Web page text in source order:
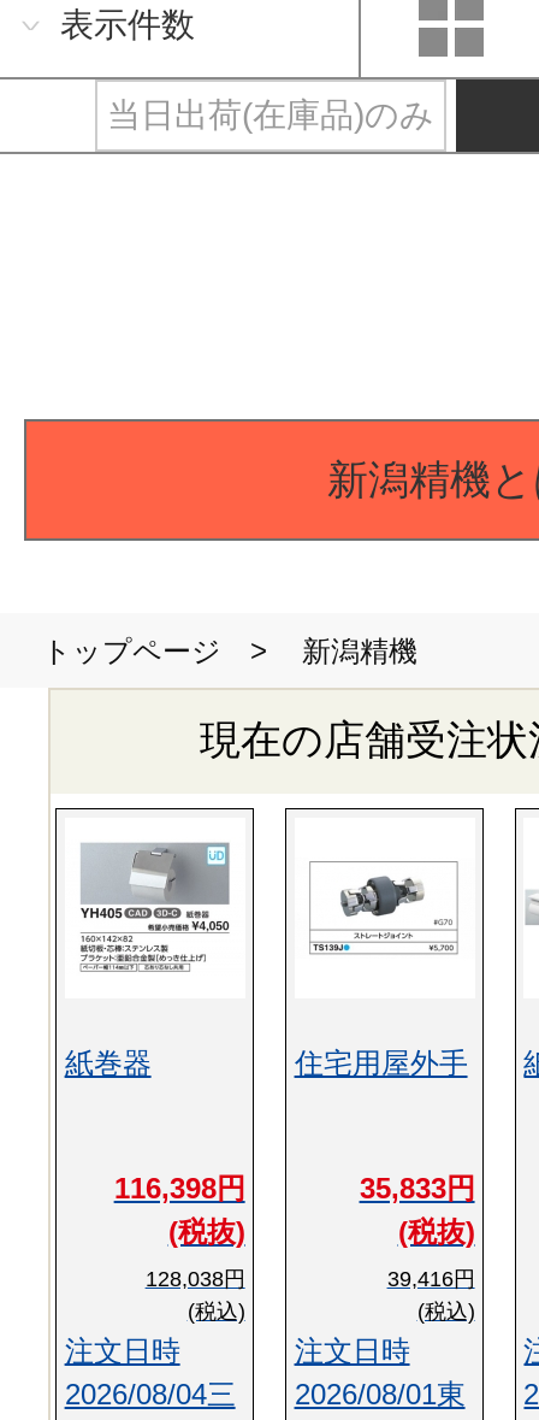
表示件数
当日出荷(在庫品)のみ
新潟精機
トップページ > 新潟精機
現在の店舗受注状
紙巻器
116,398円
(税抜)
128,038円
(税込)
注文日時
2026/08/04三
住宅用屋外手
35,833円
(税抜)
39,416円
(税込)
注文日時
2026/08/01東